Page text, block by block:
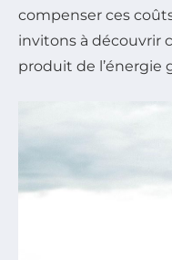
compenser ces
invitons à découvrir
produit de l’énergie